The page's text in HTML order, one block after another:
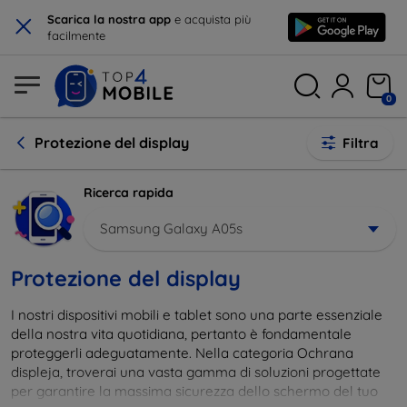
× Scarica la nostra app e acquista più
facilmente
0
Protezione del display Filtra
Ricerca rapida
Samsung Galaxy A05s
Protezione del display
I nostri dispositivi mobili e tablet sono una parte essenziale
della nostra vita quotidiana, pertanto è fondamentale
proteggerli adeguatamente. Nella categoria Ochrana
displeja, troverai una vasta gamma di soluzioni progettate
per garantire la massima sicurezza dello schermo del tuo